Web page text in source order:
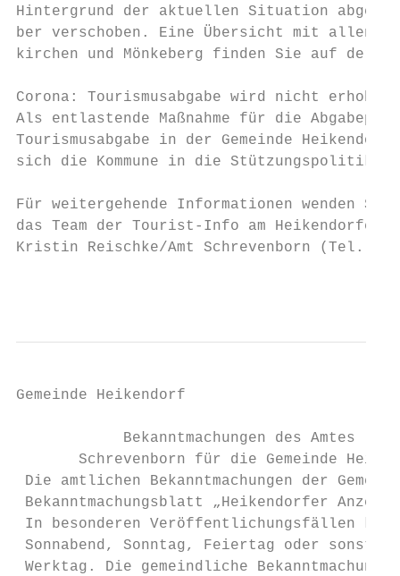
Hintergrund der aktuellen Situation
ber verschoben. Eine Übersicht mit allen
kirchen und Mönkeberg finden Sie auf der
Corona: Tourismusabgabe wird nicht erhoben
Als entlastende Maßnahme für die
Tourismusabgabe in der Gemeinde
sich die Kommune in die Stützungspolitik
Für weitergehende Informationen wenden
das Team der Tourist-Info am
Kristin Reischke/Amt Schrevenborn (Tel.
Gemeinde Heikendorf
            Bekanntmachungen des Amtes
Schrevenborn für die Gemeinde
Die amtlichen Bekanntmachungen der
Bekanntmachungsblatt „Heikendorfer
In besonderen Veröffentlichungsfällen
Sonnabend, Sonntag, Feiertag oder
Werktag. Die gemeindliche